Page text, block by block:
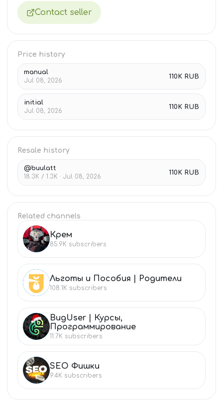
Contact seller
Price history
manual
Jul 08, 2026
110K RUB
initial
Jul 08, 2026
110K RUB
Resale history
@buulatt
18.3K / 1.3K · Jul 08, 2026
110K RUB
Related channels
КР Крем
85.9K subscribers
ЛЬ Льготы и Пособия | Родители
108.1K subscribers
BU
BugUser | Курсы,
Программирование
11.7K subscribers
SE SEO Фишки
9.4K subscribers